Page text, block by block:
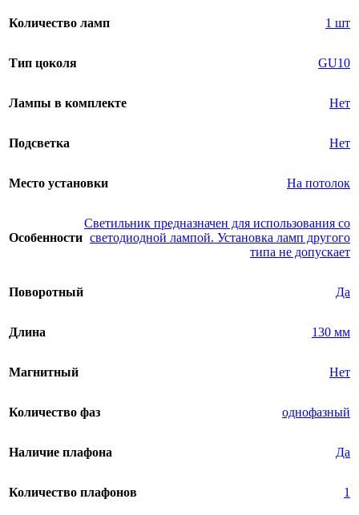
Количество ламп 1 шт
Тип цоколя GU10
Лампы в комплекте Нет
Подсветка Нет
Место установки На потолок
Особенности
Светильник предназначен для использования со
светодиодной лампой. Установка ламп другого
типа не допускает
Поворотный Да
Длина 130 мм
Магнитный Нет
Количество фаз однофазный
Наличие плафона Да
Количество плафонов 1